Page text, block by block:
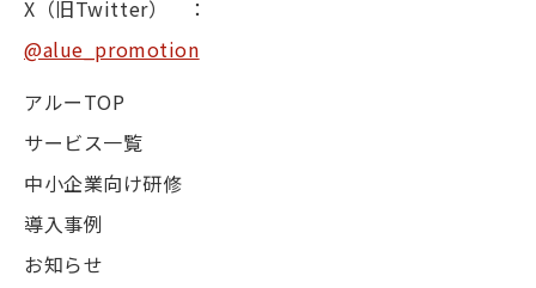
X（旧Twitter） ：
@alue_promotion
アルーTOP
サービス一覧
中小企業向け研修
導入事例
お知らせ